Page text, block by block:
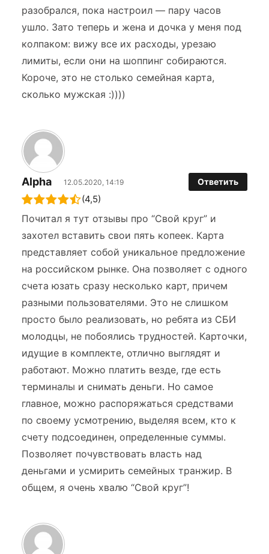
разобрался, пока настроил — пару часов
ушло. Зато теперь и жена и дочка у меня под
колпаком: вижу все их расходы, урезаю
лимиты, если они на шоппинг собираются.
Короче, это не столько семейная карта,
сколько мужская :))))
Alpha 12.05.2020, 14:19 Ответить
(4,5)
Почитал я тут отзывы про “Свой круг” и
захотел вставить свои пять копеек. Карта
представляет собой уникальное предложение
на российском рынке. Она позволяет с одного
счета юзать сразу несколько карт, причем
разными пользователями. Это не слишком
просто было реализовать, но ребята из СБИ
молодцы, не побоялись трудностей. Карточки,
идущие в комплекте, отлично выглядят и
работают. Можно платить везде, где есть
терминалы и снимать деньги. Но самое
главное, можно распоряжаться средствами
по своему усмотрению, выделяя всем, кто к
счету подсоединен, определенные суммы.
Позволяет почувствовать власть над
деньгами и усмирить семейных транжир. В
общем, я очень хвалю “Свой круг”!